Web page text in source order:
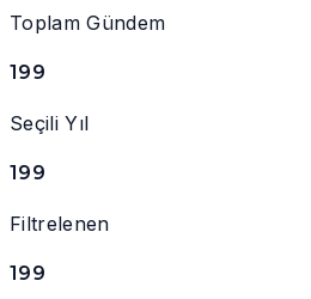
Toplam Gündem
199
Seçili Yıl
199
Filtrelenen
199